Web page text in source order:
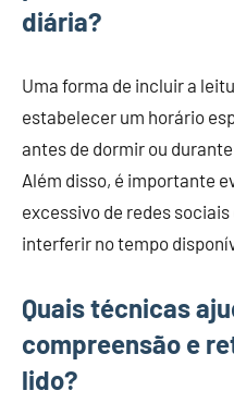
diária?
Uma forma de incluir a
estabelecer um horário
antes de dormir ou
Além disso, é importante
excessivo de redes
interferir no tempo
Quais técnicas
compreensão e
lido?